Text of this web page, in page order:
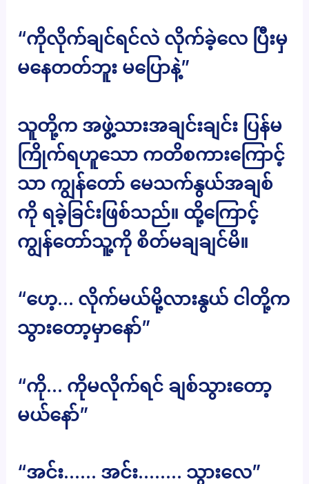
“ကိုလိုက်ချင်ရင်လဲ လိုက်ခဲ့လေ ပြီးမှ
မနေတတ်ဘူး မပြောနဲ့”
သူတို့က အဖွဲ့သားအချင်းချင်း ပြန်မ
ကြိုက်ရဟူသော ကတိစကားကြောင့်
သာ ကျွန်တော် မေသက်နွယ်အချစ်
ကို ရခဲ့ခြင်းဖြစ်သည်။ ထို့ကြောင့်
ကျွန်တော်သူ့ကို စိတ်မချချင်မိ။
“ဟေ့… လိုက်မယ်မို့လားနွယ် ငါတို့က
သွားတော့မှာနော်”
“ကို… ကိုမလိုက်ရင် ချစ်သွားတော့
မယ်နော်”
“အင်း…… အင်း…….. သွားလေ”